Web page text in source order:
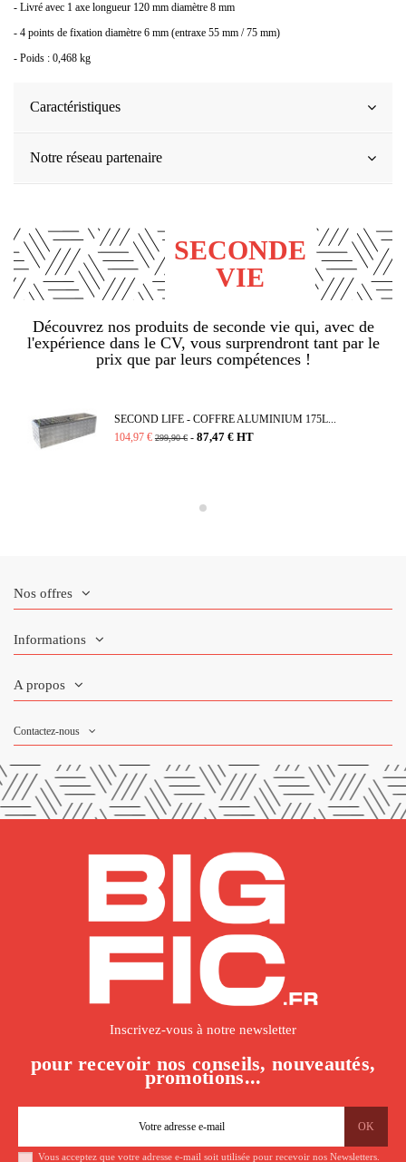
- Livré avec 1 axe longueur 120 mm diamètre 8 mm
- 4 points de fixation diamètre 6 mm (entraxe 55 mm / 75 mm)
- Poids : 0,468 kg
Caractéristiques
Notre réseau partenaire
SECONDE
VIE
Découvrez nos produits de seconde vie qui, avec de
l'expérience dans le CV, vous surprendront tant par le
prix que par leurs compétences !
SECOND LIFE - COFFRE ALUMINIUM 175L...
104,97 € 299,90 € - 87,47 € HT
Nos offres
Informations
A propos
Contactez-nous
Inscrivez-vous à notre newsletter
pour recevoir nos conseils, nouveautés,
promotions...
Vous acceptez que votre adresse e-mail soit utilisée pour recevoir nos Newsletters.